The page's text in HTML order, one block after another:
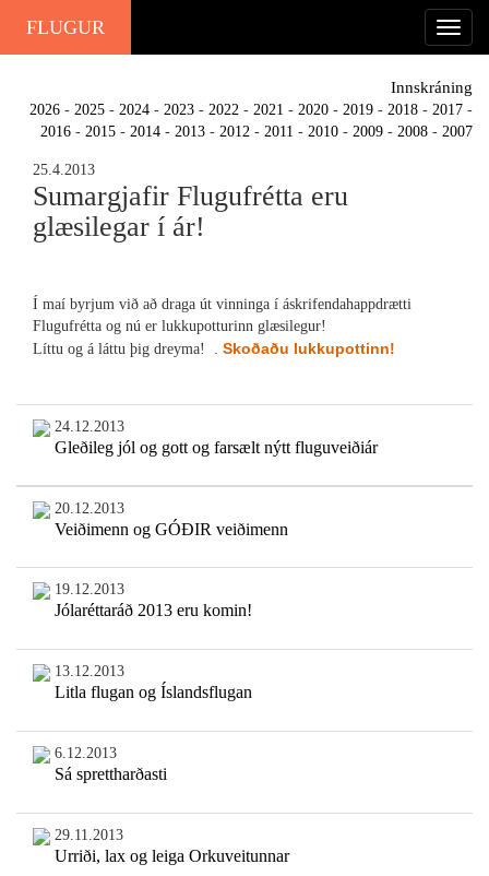
FLUGUR
Innskráning
2026 - 2025 - 2024 - 2023 - 2022 - 2021 - 2020 - 2019 - 2018 - 2017 -
2016 - 2015 - 2014 - 2013 - 2012 - 2011 - 2010 - 2009 - 2008 - 2007
25.4.2013
Sumargjafir Flugufrétta eru
glæsilegar í ár!
Í maí byrjum við að draga út vinninga í áskrifendahappdrætti
Flugufrétta og nú er lukkupotturinn glæsilegur!
Líttu og á láttu þig dreyma! . Skoðaðu lukkupottinn!
24.12.2013
Gleðileg jól og gott og farsælt nýtt fluguveiðiár
20.12.2013
Veiðimenn og GÓÐIR veiðimenn
19.12.2013
Jólaréttaráð 2013 eru komin!
13.12.2013
Litla flugan og Íslandsflugan
6.12.2013
Sá sprettharðasti
29.11.2013
Urriði, lax og leiga Orkuveitunnar